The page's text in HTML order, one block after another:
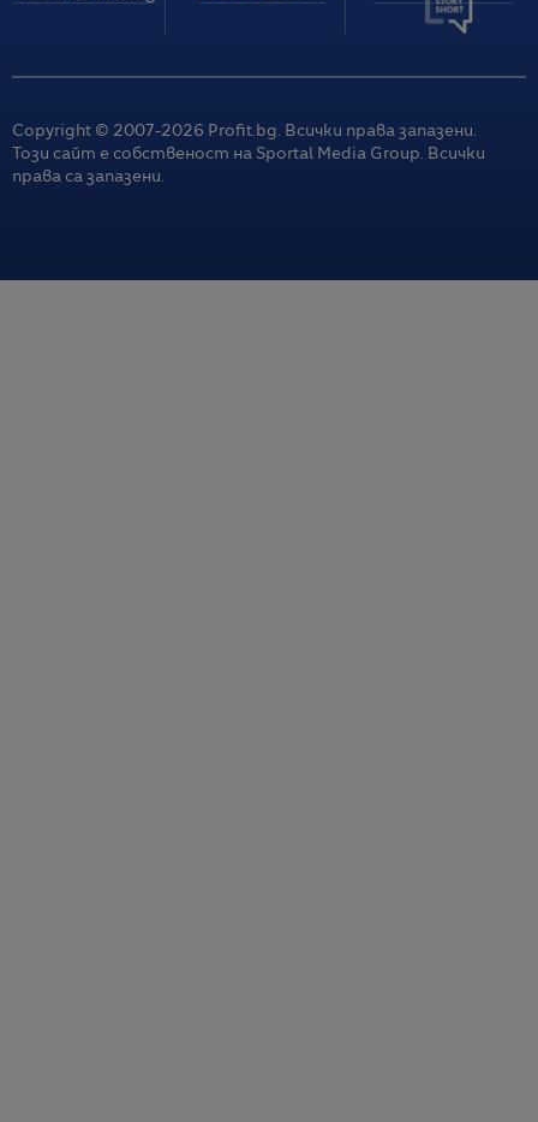
Copyright © 2007-2026 Profit.bg. Всички права запазени.
Този сайт е собственост на Sportal Media Group. Всички
права са запазени.